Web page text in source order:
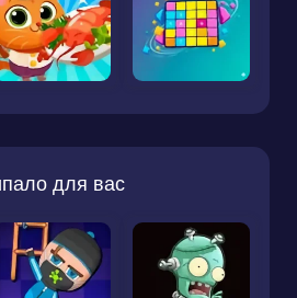
для вас